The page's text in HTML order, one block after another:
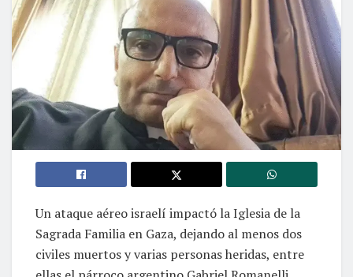
Un ataque aéreo israelí impactó la Iglesia de la
Sagrada Familia en Gaza, dejando al menos dos
civiles muertos y varias personas heridas, entre